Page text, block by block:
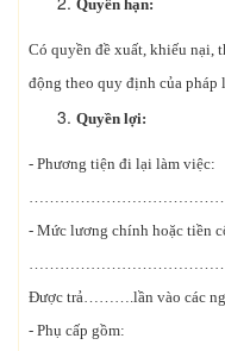
Quyền hạn:
Có quyền đề xuất, khiếu nại,
động theo quy định của pháp
Quyền lợi:
- Phương tiện đi lại làm việc:
- Mức lương chính hoặc tiền
Được trả……….lần vào các
- Phụ cấp gồm: